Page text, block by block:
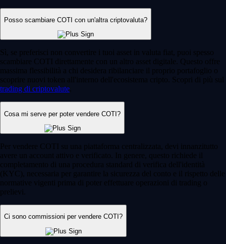
Posso scambiare COTI con un'altra criptovaluta?
Sì, se preferisci non convertire i tuoi asset in valuta fiat, puoi spesso
scambiare COTI direttamente con un altro asset digitale. Questo offre
massima flessibilità a chi desidera ribilanciare il proprio portafoglio o
scoprire nuovi token all'interno dell'ecosistema cripto. Scopri di più sul
trading di criptovalute
Cosa mi serve per poter vendere COTI?
Per vendere COTI su una piattaforma centralizzata, devi innanzitutto
avere un account attivo e verificato. In genere, questo richiede il
completamento di una procedura standard di verifica dell'identità
(KYC), necessaria per garantire la sicurezza del conto e il rispetto delle
normative vigenti prima di poter effettuare operazioni di trading o
prelievi.
Ci sono commissioni per vendere COTI?